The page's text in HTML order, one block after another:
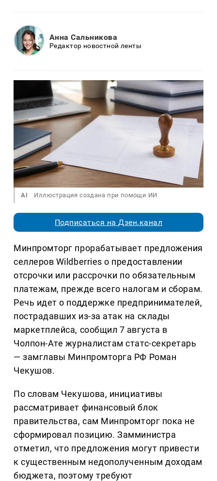
Анна Сальникова
Редактор новостной ленты
AI Иллюстрация создана при помощи ИИ
Подписаться на Дзен.канал
Минпромторг прорабатывает предложения
селлеров Wildberries о предоставлении
отсрочки или рассрочки по обязательным
платежам, прежде всего налогам и сборам.
Речь идет о поддержке предпринимателей,
пострадавших из-за атак на склады
маркетплейса, сообщил 7 августа в
Чолпон-Ате журналистам статс-секретарь
— замглавы Минпромторга РФ Роман
Чекушов.
По словам Чекушова, инициативы
рассматривает финансовый блок
правительства, сам Минпромторг пока не
сформировал позицию. Замминистра
отметил, что предложения могут привести
к существенным недополученным доходам
бюджета, поэтому требуют